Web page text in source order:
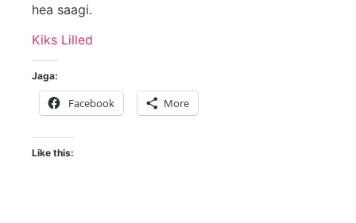
hea saagi.
Kiks Lilled
Jaga:
Facebook More
Like this: